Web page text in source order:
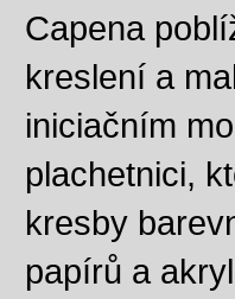
Capena
kreslení a
iniciačním
plachetnici,
kresby
papírů a